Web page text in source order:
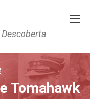
Tomahawk